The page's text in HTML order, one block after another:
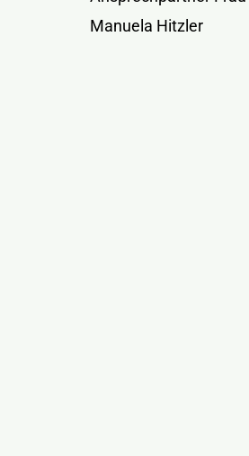
Kontakt
Manuela Hitzler